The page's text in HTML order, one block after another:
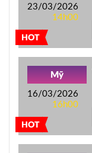
HOT
23/03/2026
14h00
HOT
Mỹ
16/03/2026
16h00